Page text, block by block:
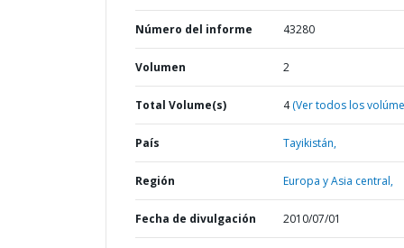
Número del informe 43280
Volumen 2
Total Volume(s) 4(Ver todos los
País Tayikistán,
Región Europa y Asia central,
Fecha de divulgación 2010/07/01